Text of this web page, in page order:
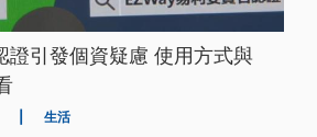
證引發個資疑慮 使用方式與
生活